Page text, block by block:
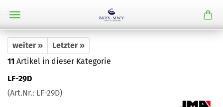
weiter »
Letzter »
11 Artikel in dieser Kategorie
LF-29D
(Art.Nr.: LF-29D)